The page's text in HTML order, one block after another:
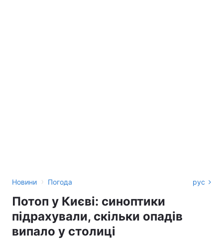
Новини › Погода рус
Потоп у Києві: синоптики
підрахували, скільки опадів
випало у столиці